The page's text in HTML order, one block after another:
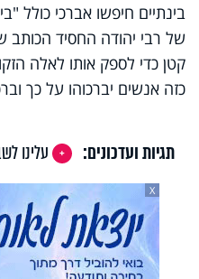
בינתיים חיפשו אברכי כולל
של רבי יהודה החסיד הכותב
קטן כדי לספק אותו לאלה
כזה אנשים יברכוהו על כך
תגיות ועדכונים: עלינו
X